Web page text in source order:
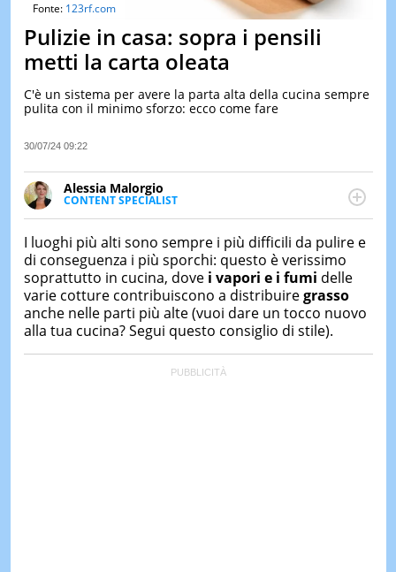
LE
DI
Fonte: 123rf.com
Pulizie in casa: sopra i pensili
metti la carta oleata
C'è un sistema per avere la parta alta della cucina sempre
pulita con il minimo sforzo: ecco come fare
30/07/24 09:22
Alessia Malorgio
CONTENT SPECIALIST
Ha conseguito un Master in Marketing Management
occupa della creazione di contenuti in ottica SEO e
dello sviluppo di strategie marketing attraverso
canali digitali.
I luoghi più alti sono sempre i più difficili da pulire e
di conseguenza i più sporchi: questo è verissimo
soprattutto in cucina, dove i vapori e i fumi delle
varie cotture contribuiscono a distribuiregrasso
anche nelle parti più alte (vuoi dare un tocco nuovo
alla tua cucina? Segui questo consiglio di stile).